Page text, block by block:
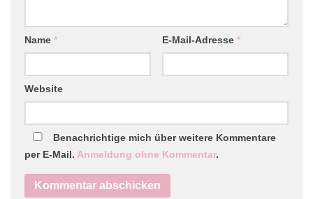
Name * E-Mail-Adresse *
Website
Benachrichtige mich über weitere Kommentare
per E-Mail. Anmeldung ohne Kommentar.